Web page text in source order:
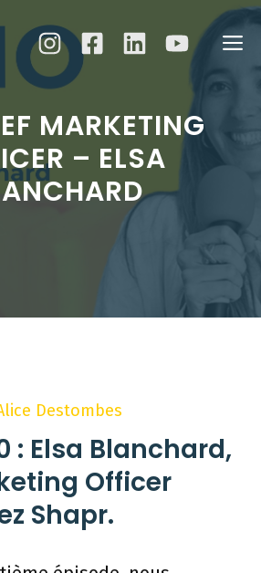
MARKETING
– ELSA
Destombes
: Elsa Blanchard,
Officer
Shapr.